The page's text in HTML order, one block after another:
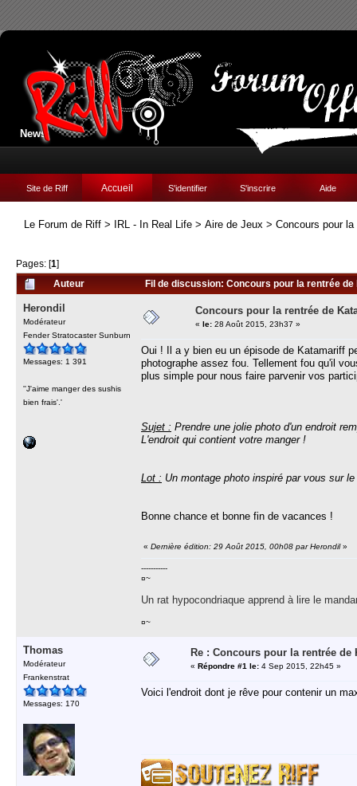
News:
Site de Riff Accueil S'identifier S'inscrire Aide
Le Forum de Riff > IRL - In Real Life > Aire de Jeux > Concours pour
Pages: [1]
Auteur
Fil de discussion: Concours pour la rentrée
Herondil
Modérateur
Fender Stratocaster Sunburn
Messages: 1 391
''J'aime manger des sushis
bien frais'.'
Concours pour la rentrée de
« le: 28 Août 2015, 23h37 »
Oui ! Il a y bien eu un épisode de Katamariff
photographe assez fou. Tellement fou qu'il
plus simple pour nous faire parvenir vos
Sujet : Prendre une jolie photo d'un endroit
L'endroit qui contient votre manger !
Lot : Un montage photo inspiré par vous sur
Bonne chance et bonne fin de vacances !
« Dernière édition: 29 Août 2015, 00h08 par Herondil»
-----------
¤~
Un rat hypocondriaque apprend à lire le
¤~
Thomas
Modérateur
Frankenstrat
Messages: 170
Re : Concours pour la rentrée de
« Répondre #1 le: 4 Sep 2015, 22h45 »
Voici l'endroit dont je rêve pour contenir un